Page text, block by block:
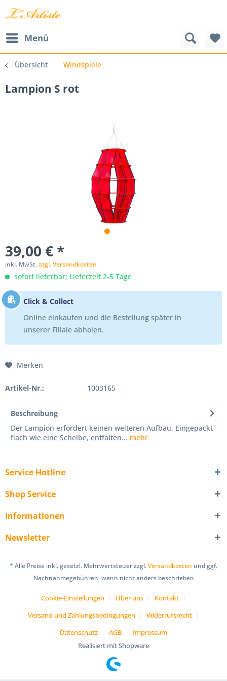
Menü
Übersicht Windspiele
Lampion S rot
39,00 € *
inkl. MwSt.zzgl. Versandkosten
sofort lieferbar; Lieferzeit 2-5 Tage
Click & Collect
Online einkaufen und die Bestellung später in
unserer Filiale abholen.
Merken
Artikel-Nr.: 1003165
Beschreibung
Der Lampion erfordert keinen weiteren Aufbau. Eingepackt
flach wie eine Scheibe, entfalten... mehr
Service Hotline
Shop Service
Informationen
Newsletter
* Alle Preise inkl. gesetzl. Mehrwertsteuer zzgl.Versandkosten und ggf.
Nachnahmegebühren, wenn nicht anders beschrieben
Cookie-Einstellungen Über uns
Kontakt
Versand und Zahlungsbedingungen
Widerrufsrecht
Datenschutz
AGB
Impressum
Realisiert mit Shopware